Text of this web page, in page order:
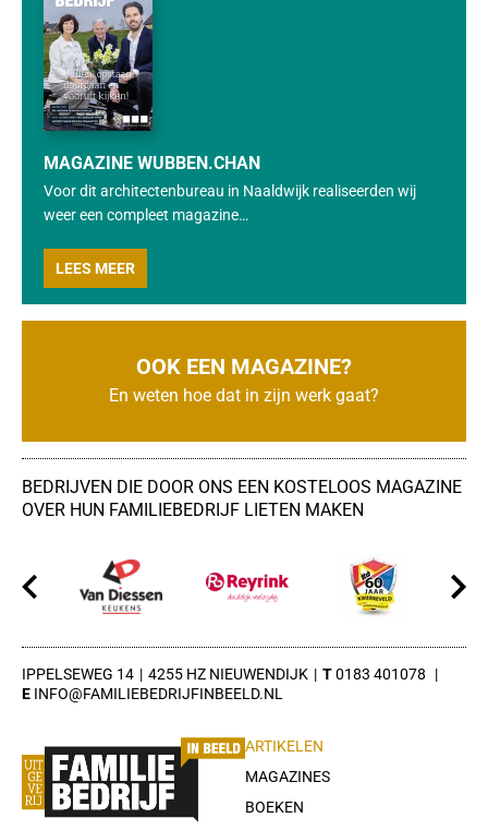
MAGAZINE WUBBEN.CHAN
Voor dit architectenbureau in Naaldwijk realiseerden wij
weer een compleet magazine…
LEES MEER
OOK EEN MAGAZINE?
En weten hoe dat in zijn werk gaat?
BEDRIJVEN DIE DOOR ONS EEN KOSTELOOS MAGAZINE
OVER HUN FAMILIEBEDRIJF LIETEN MAKEN
IPPELSEWEG 14 4255 HZ NIEUWENDIJK
0183 401078
INFO@FAMILIEBEDRIJFINBEELD.NL
ARTIKELEN
MAGAZINES
BOEKEN